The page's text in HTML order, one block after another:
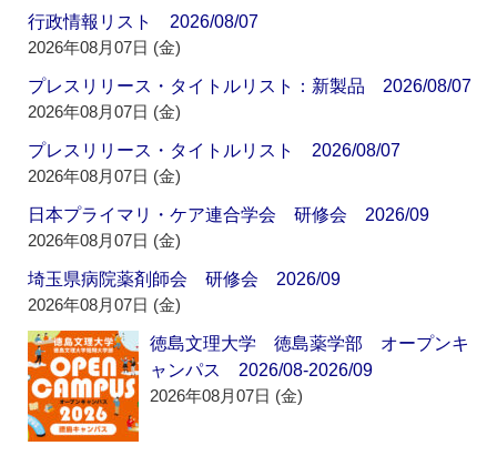
行政情報リスト 2026/08/07
2026年08月07日 (金)
プレスリリース・タイトルリスト：新製品 2026/08/07
2026年08月07日 (金)
プレスリリース・タイトルリスト 2026/08/07
2026年08月07日 (金)
日本プライマリ・ケア連合学会 研修会 2026/09
2026年08月07日 (金)
埼玉県病院薬剤師会 研修会 2026/09
2026年08月07日 (金)
徳島文理大学 徳島薬学部 オープンキ
ャンパス 2026/08-2026/09
2026年08月07日 (金)